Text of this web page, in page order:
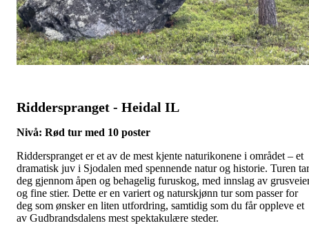
Ridderspranget - Heidal IL
Nivå: Rød tur med 10 poster
Ridderspranget er et av de mest kjente naturikonene i området – et
dramatisk juv i Sjodalen med spennende natur og historie. Turen tar
deg gjennom åpen og behagelig furuskog, med innslag av
og fine stier. Dette er en variert og naturskjønn tur som passer for
deg som ønsker en liten utfordring, samtidig som du får oppleve et
av Gudbrandsdalens mest spektakulære steder.